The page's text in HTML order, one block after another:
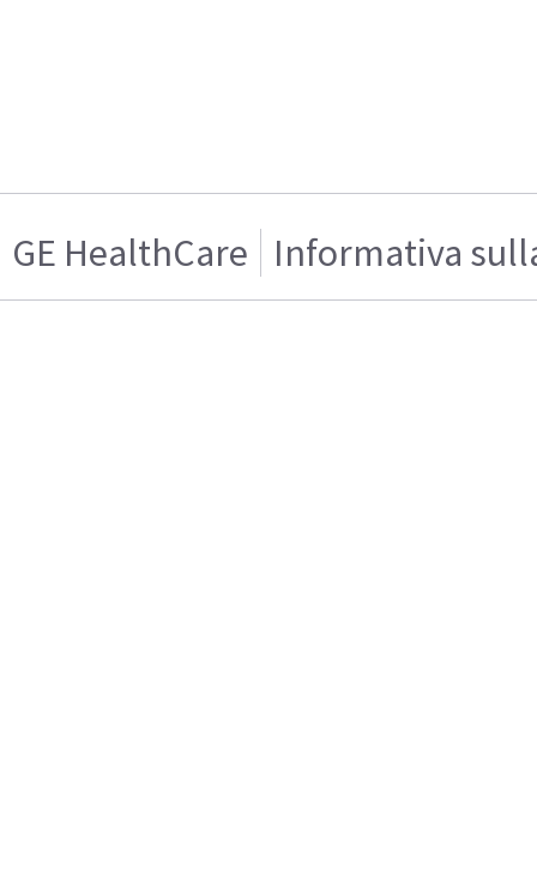
GE HealthCare Informativa